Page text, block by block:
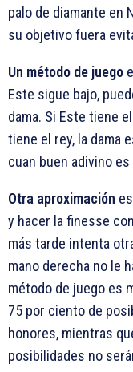
palo de diamante en
su objetivo fuera
Un método de juego
Este sigue bajo,
dama. Si Este tiene
tiene el rey, la dama
cuan buen adivino
Otra aproximación
y hacer la finesse
más tarde intenta
mano derecha no le
método de juego es
75 por ciento de
honores, mientras
posibilidades no